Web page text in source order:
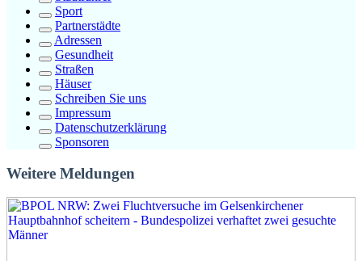
Sport
Partnerstädte
Adressen
Gesundheit
Straßen
Häuser
Schreiben Sie uns
Impressum
Datenschutzerklärung
Sponsoren
Weitere Meldungen